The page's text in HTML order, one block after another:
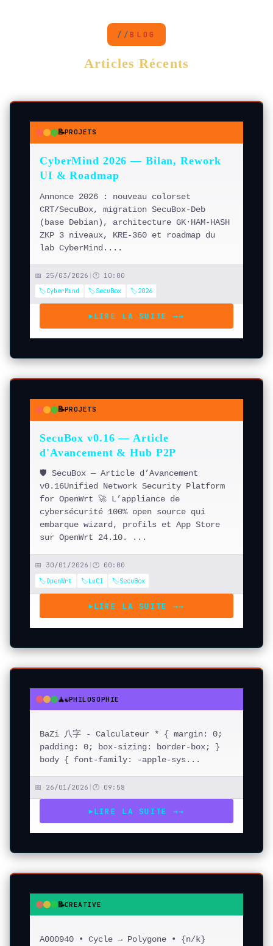
BLOG
Articles Récents
● ● ● 📝PROJETS
CyberMind 2026 — Bilan, Rework
UI & Roadmap
Annonce 2026 : nouveau colorset
CRT/SecuBox, migration SecuBox-Deb
(base Debian), architecture GK·HAM-HASH
ZKP 3 niveaux, KRE-360 et roadmap du
lab CyberMind....
📅 25/03/2026 | 🕐 10:00
🏷️CyberMind
🏷️SecuBox 🏷️2026
▶LIRE LA SUITE →→
● ● ● 📝PROJETS
SecuBox v0.16 — Article
d'Avancement & Hub P2P
🛡️ SecuBox — Article d’Avancement
v0.16Unified Network Security Platform
for OpenWrt 🚀 L’appliance de
cybersécurité 100% open source qui
embarque wizard, profils et App Store
sur OpenWrt 24.10. ...
📅 30/01/2026 🕐 00:00
🏷️OpenWrt
🏷️LuCI 🏷️SecuBox
▶LIRE LA SUITE →→
● ● ● 🧘☯️PHILOSOPHIE
BaZi 八字 - Calculateur * { margin: 0;
padding: 0; box-sizing: border-box; }
body { font-family: -apple-sys...
📅 26/01/2026 🕐 09:58
▶ LIRE LA SUITE →→
● ● 📝CREATIVE
A000940 • Cycle → Polygone • {n/k}